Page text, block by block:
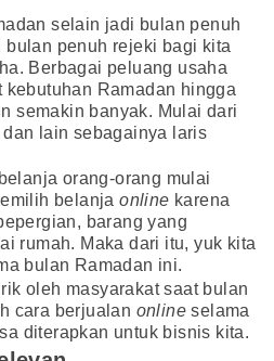
selain jadi bulan penuh
bulan penuh rejeki bagi kita
Berbagai peluang usaha
Ramadan hingga
semakin banyak. Mulai dari
lain sebagainya laris
orang-orang mulai
belanjaonline karena
barang yang
rumah. Maka dari itu, yuk kita
bulan Ramadan ini.
oleh masyarakat saat bulan
cara berjualan online selama
diterapkan untuk bisnis kita.